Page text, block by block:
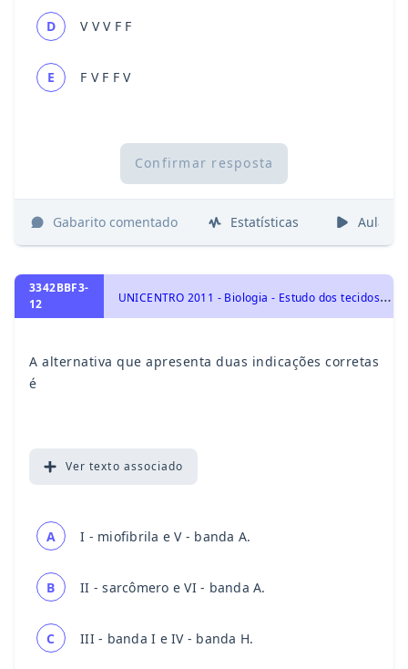
D V V V F F
E F V F F V
Confirmar resposta
Gabarito comentado Estatísticas Aulas
3342BBF3-
12
U
NICENTRO 2011 - Biologia - Estudo dos tecidos, Sistema Esquelético e Muscular Humano, Moléculas, células e tecidos, Identidade dos seres vivos
A alternativa que apresenta duas indicações corretas
é
Ver texto associado
A I - miofibrila e V - banda A.
B II - sarcômero e VI - banda A.
C III - banda I e IV - banda H.